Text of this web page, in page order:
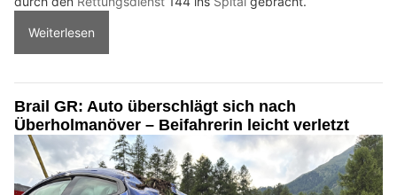
Weiterlesen
Brail GR: Auto überschlägt sich nach
Überholmanöver – Beifahrerin leicht verletzt